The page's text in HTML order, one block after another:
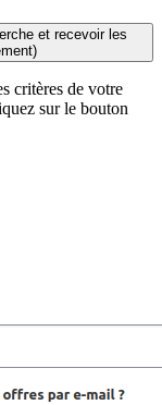
et recevoir les
critères de votre
sur le bouton